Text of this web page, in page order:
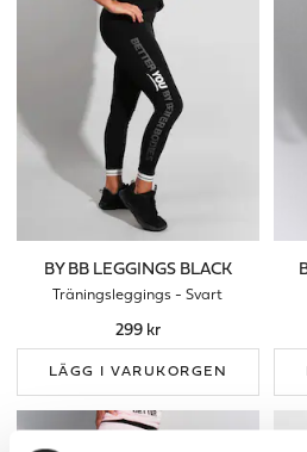
BY BB LEGGINGS BLACK
Träningsleggings - Svart
299 kr
LÄGG I VARUKORGEN